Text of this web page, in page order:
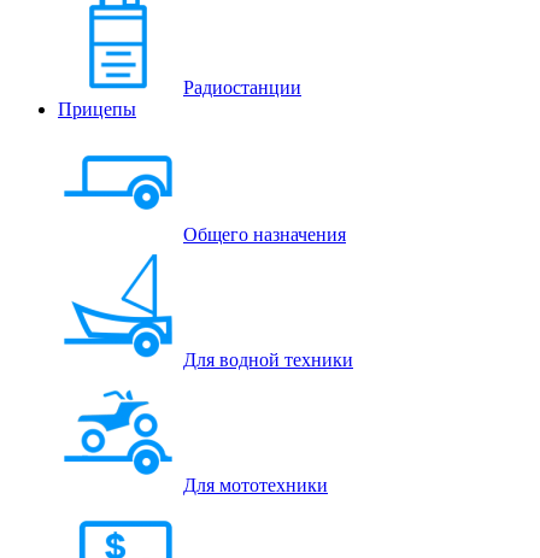
Радиостанции
Прицепы
Общего назначения
Для водной техники
Для мототехники